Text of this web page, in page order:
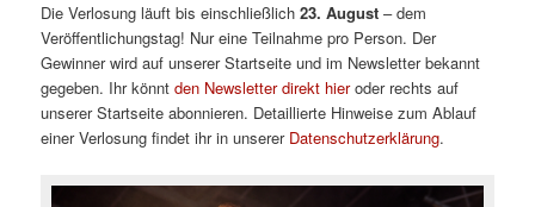
Die Verlosung läuft bis einschließlich23. August– dem
Veröffentlichungstag! Nur eine Teilnahme pro Person. Der
Gewinner wird auf unserer Startseite und im Newsletter bekannt
gegeben. Ihr könntden Newsletter direkt hieroder rechts auf
unserer Startseite abonnieren. Detaillierte Hinweise zum Ablauf
einer Verlosung findet ihr in unserer Datenschutzerklärung.